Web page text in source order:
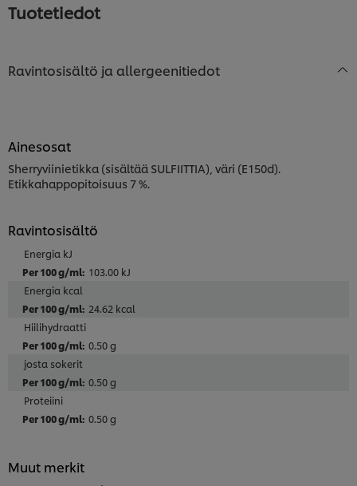
Tuotetiedot
Ravintosisältö ja allergeenitiedot
Ainesosat
Sherryviinietikka (sisältää SULFIITTIA), väri (E150d).
Etikkahappopitoisuus 7 %.
Ravintosisältö
Energia kJ
103.00 kJ
Energia kcal
24.62 kcal
Hiilihydraatti
0.50 g
josta sokerit
0.50 g
Proteiini
0.50 g
Muut merkit